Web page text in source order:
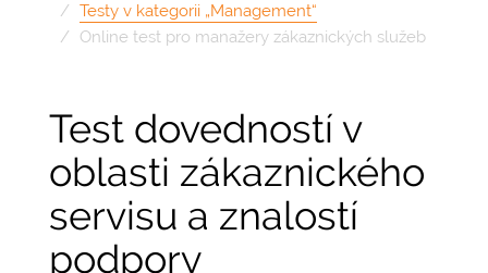
Testy v kategorii „Management“
Online test pro manažery zákaznických služeb
Test dovedností v
oblasti zákaznického
servisu a znalostí
podpory